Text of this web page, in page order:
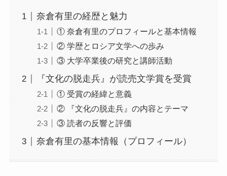
奈倉有里の経歴と魅力
① 奈倉有里のプロフィールと基本情報
② 学歴とロシア文学への歩み
③ 大学卒業後の研究と講師活動
『文化の脱走兵』が読売文学賞を受賞
① 受賞の経緯と意義
② 『文化の脱走兵』の内容とテーマ
③ 読者の反響と評価
奈倉有里の基本情報（プロフィール）